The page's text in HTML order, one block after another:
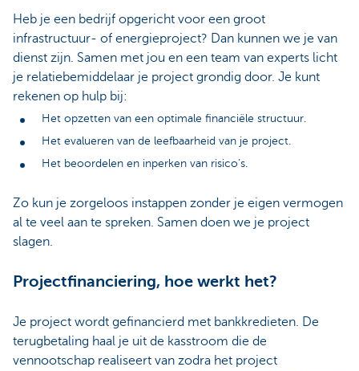
Heb je een bedrijf opgericht voor een groot
infrastructuur- of energieproject? Dan kunnen we je van
dienst zijn. Samen met jou en een team van experts licht
je relatiebemiddelaar je project grondig door. Je kunt
rekenen op hulp bij:
Het opzetten van een optimale financiële structuur.
Het evalueren van de leefbaarheid van je project.
Het beoordelen en inperken van risico’s.
Zo kun je zorgeloos instappen zonder je eigen vermogen
al te veel aan te spreken. Samen doen we je project
slagen.
Projectfinanciering, hoe werkt het?
Je project wordt gefinancierd met bankkredieten. De
terugbetaling haal je uit de kasstroom die de
vennootschap realiseert van zodra het project